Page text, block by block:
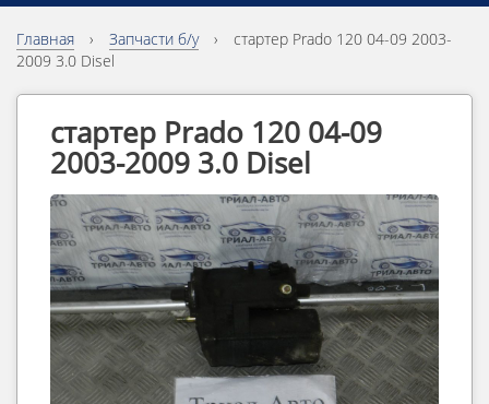
Главная › Запчасти б/у ›
стартер Prado 120 04-09 2003-
2009 3.0 Disel
стартер Prado 120 04-09
2003-2009 3.0 Disel